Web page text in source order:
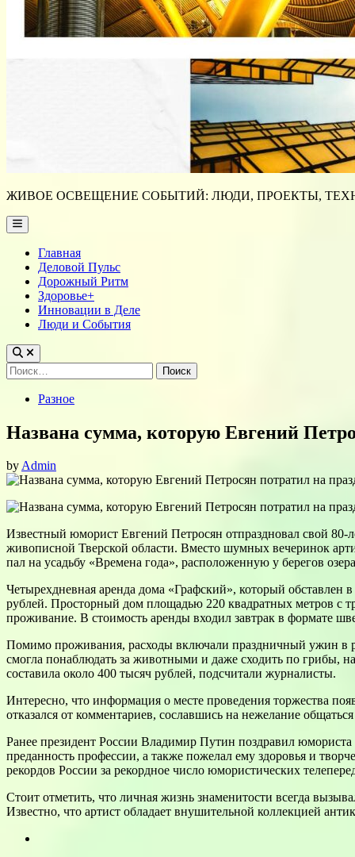
ЖИВОЕ ОСВЕЩЕНИЕ СОБЫТИЙ: ЛЮДИ, ПРОЕКТЫ,
Main
Menu
Главная
Деловой Пульс
Дорожный Ритм
Здоровье+
Инновации в Деле
Люди и События
Найти:
PostedРазное
Названа сумма, которую Евгений
byAdmin
Известный юморист Евгений Петросян отпраздновал свой
живописной Тверской области. Вместо шумных вечеринок
пал на усадьбу «Времена года», расположенную у берегов
Четырехдневная аренда дома «Графский», который
рублей. Просторный дом площадью 220 квадратных метров с
проживание. В стоимость аренды входил завтрак в формате
Помимо проживания, расходы включали праздничный ужин в
смогла понаблюдать за животными и даже сходить по грибы,
составила около 400 тысяч рублей, подсчитали журналисты.
Интересно, что информация о месте проведения торжества
отказался от комментариев, сославшись на нежелание
Ранее президент России Владимир Путин поздравил юмориста
преданность профессии, а также пожелал ему здоровья и
рекордов России за рекордное число юмористических
Стоит отметить, что личная жизнь знаменитости всегда
Известно, что артист обладает внушительной коллекцией